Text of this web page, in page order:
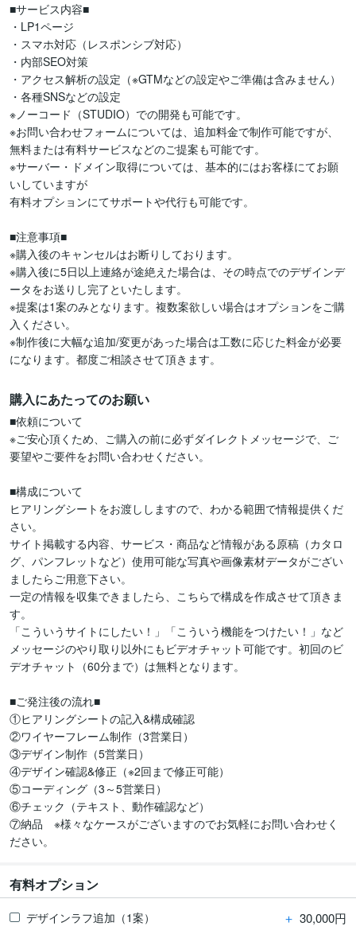
■サービス内容■
・LP1ページ
・スマホ対応（レスポンシブ対応）
・内部SEO対策
・アクセス解析の設定（※GTMなどの設定やご準備は含みません）
・各種SNSなどの設定
※ノーコード（STUDIO）での開発も可能です。
※お問い合わせフォームについては、追加料金で制作可能ですが、
無料または有料サービスなどのご提案も可能です。
※サーバー・ドメイン取得については、基本的にはお客様にてお願
いしていますが
有料オプションにてサポートや代行も可能です。
■注意事項■
※購入後のキャンセルはお断りしております。
※購入後に5日以上連絡が途絶えた場合は、その時点でのデザインデ
ータをお送りし完了といたします。
※提案は1案のみとなります。複数案欲しい場合はオプションをご購
入ください。
※制作後に大幅な追加/変更があった場合は工数に応じた料金が必要
になります。都度ご相談させて頂きます。
購入にあたってのお願い
■依頼について
※ご安心頂くため、ご購入の前に必ずダイレクトメッセージで、ご
要望やご要件をお問い合わせください。
■構成について
ヒアリングシートをお渡ししますので、わかる範囲で情報提供くだ
さい。
サイト掲載する内容、サービス・商品など情報がある原稿（カタロ
グ、パンフレットなど）使用可能な写真や画像素材データがござい
ましたらご用意下さい。
一定の情報を収集できましたら、こちらで構成を作成させて頂きま
す。
「こういうサイトにしたい！」「こういう機能をつけたい！」など
メッセージのやり取り以外にもビデオチャット可能です。初回のビ
デオチャット（60分まで）は無料となります。
■ご発注後の流れ■
①ヒアリングシートの記入&構成確認
②ワイヤーフレーム制作（3営業日）
③デザイン制作（5営業日）
④デザイン確認&修正（※2回まで修正可能）
⑤コーディング（3～5営業日）
⑥チェック（テキスト、動作確認など）
⑦納品　※様々なケースがございますのでお気軽にお問い合わせく
ださい。
有料オプション
デザインラフ追加（1案） ＋ 30,000円